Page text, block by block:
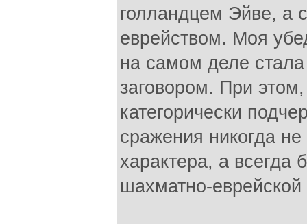
голландцем Эйве, а
еврейством. Моя
на самом деле
заговором. При
категорически
сражения никогда
характера, а всегда
шахматно-